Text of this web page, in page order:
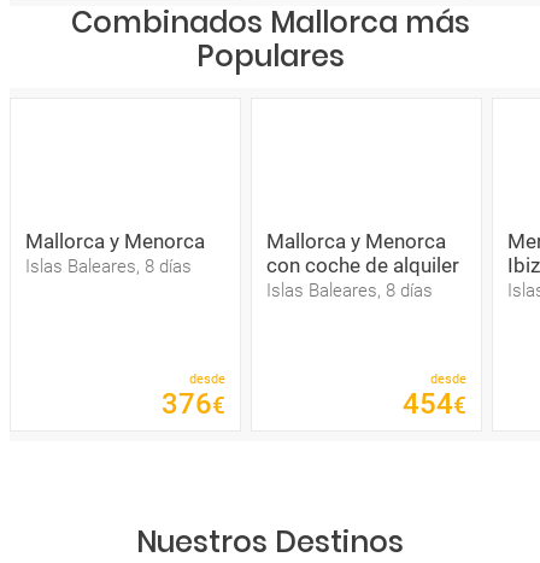
Combinados Mallorca más
Populares
Mallorca y Menorca
Islas Baleares, 8 días
desde
376€
Mallorca y Menorca
con coche de alquiler
Islas Baleares, 8 días
desde
454€
Nuestros Destinos